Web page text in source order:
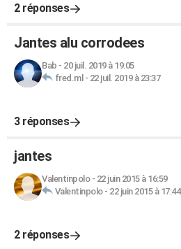
2 réponses
Jantes alu corrodees
Bab - 20 juil. 2019 à 19:05
fred.ml - 22 juil. 2019 à 23:37
3 réponses
jantes
Valentinpolo- 22 juin 2015 à 16:59
Valentinpolo- 22 juin 2015 à 17:44
2 réponses